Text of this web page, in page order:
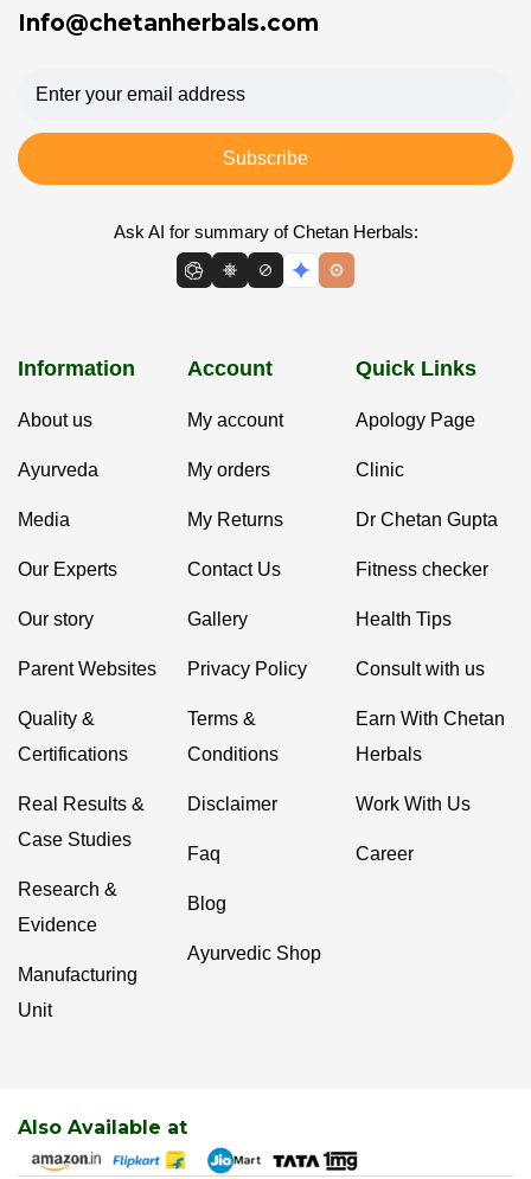
Info@chetanherbals.com
Subscribe
Ask AI for summary of Chetan Herbals:
Information
About us
Ayurveda
Media
Our Experts
Our story
Parent Websites
Quality &
Certifications
Real Results &
Case Studies
Research &
Evidence
Manufacturing
Unit
Account
My account
My orders
My Returns
Contact Us
Gallery
Privacy Policy
Terms &
Conditions
Disclaimer
Faq
Blog
Ayurvedic Shop
Quick Links
Apology Page
Clinic
Dr Chetan Gupta
Fitness checker
Health Tips
Consult with us
Earn With Chetan
Herbals
Work With Us
Career
Also Available at